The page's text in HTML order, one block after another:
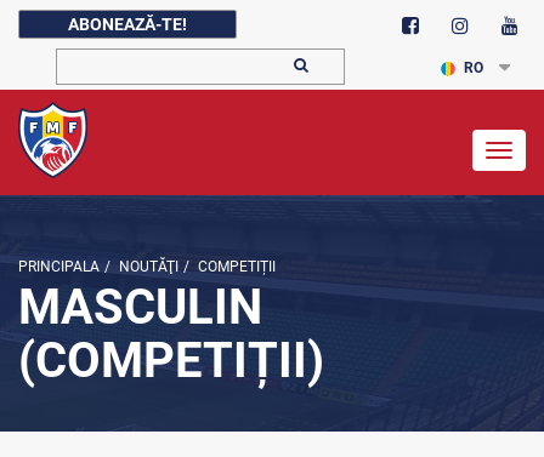
ABONEAZĂ-TE!
RO
PRINCIPALA / NOUTĂŢI / COMPETIȚII
MASCULIN
(COMPETIȚII)